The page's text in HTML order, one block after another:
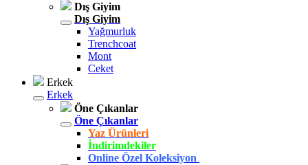
Dış Giyim
Dış Giyim
Yağmurluk
Trenchcoat
Mont
Ceket
Erkek
Erkek
Öne Çıkanlar
Öne Çıkanlar
Yaz Ürünleri
İndirimdekiler
Online Özel Koleksiyon